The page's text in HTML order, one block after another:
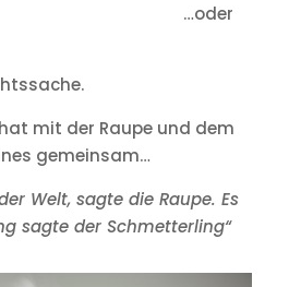
…oder
mit der Raupe und dem
gemeinsam…
Welt, sagte die Raupe. Es
sagte der Schmetterling“